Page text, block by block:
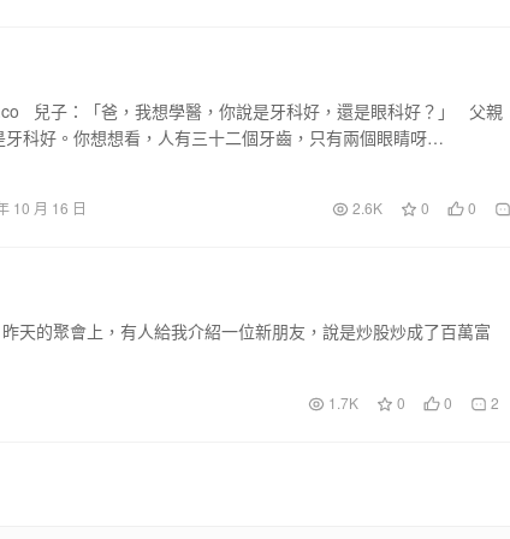
兒子：「爸，我想學醫，你說是牙科好，還是眼科好？」 父親
牙科好。你想想看，人有三十二個牙齒，只有兩個眼睛呀…
10 月 16 日 2.6K 0 0
的聚會上，有人給我介紹一位新朋友，說是炒股炒成了百萬富
1.7K 0 0 2